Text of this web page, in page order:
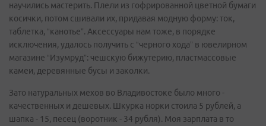
научились мастерить. Плели из гофрированной цветной бумаги
косички, потом сшивали их, придавая модную форму: ток,
таблетка, “канотье”. Аксессуары нам тоже, в порядке
исключения, удалось получить с “черного хода” в ювелирном
магазине “Изумруд”: чешскую бижутерию, пластмассовые
камеи, деревянные бусы и заколки.
Зато натуральных мехов во Владивостоке было много -
качественных и дешевых. Шкурка норки стоила 5 рублей, а
шапка - 15, песец (воротник - 34 рубля). Моя зарплата в то